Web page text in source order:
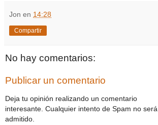
Jon en 14:28
Compartir
No hay comentarios:
Publicar un comentario
Deja tu opinión realizando un comentario
interesante. Cualquier intento de Spam no será
admitido.